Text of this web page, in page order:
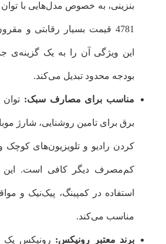
4781 قیمت بسیار رقابتی و
این ویژگی آن را به یک گزینه‌ی
بودجه محدود تبدیل می‌کند.
مناسب برای مصارف سبک:
برق برای تامین روشنایی، شارژ
کردن رادیو و تلویزیون‌های
کم‌مصرف دیگر کافی است. این
استفاده در کمپینگ، پیک‌نیک و
مناسب می‌کند.
برند معتبر رونیکس: رونیکس یک